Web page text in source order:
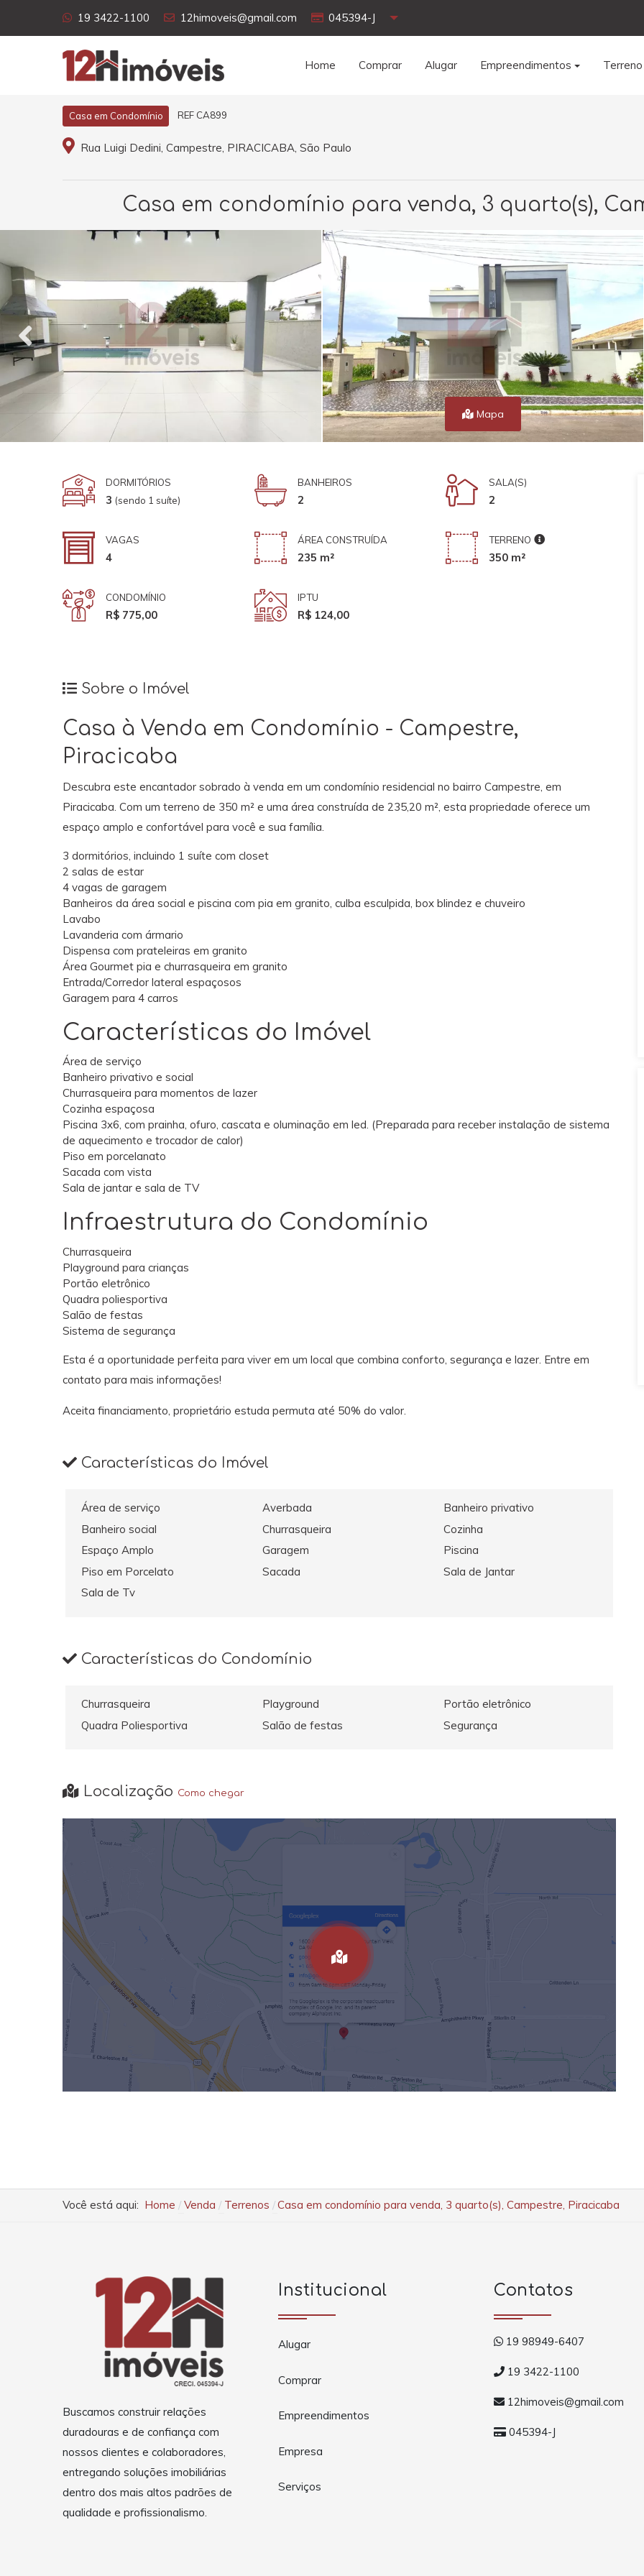
19 3422-1100 12himoveis@gmail.com 045394-J
Home Comprar Alugar Empreendimentos
Casa em Condomínio REF CA899
Rua Luigi Dedini, Campestre, PIRACICABA, São Paulo
Casa em condomínio para venda, 3 quarto(s),
Mapa
DORMITÓRIOS
3 (sendo 1 suíte)
BANHEIROS
2
SALA(S)
2
VAGAS
4
ÁREA CONSTRUÍDA
235 m²
TERRENO
350 m²
CONDOMÍNIO
R$ 775,00
IPTU
R$ 124,00
Sobre o Imóvel
Casa à Venda em Condomínio - Campestre,
Piracicaba
Descubra este encantador sobrado à venda em um condomínio residencial no bairro Campestre, em
Piracicaba. Com um terreno de 350 m² e uma área construída de 235,20 m², esta propriedade oferece um
espaço amplo e confortável para você e sua família.
3 dormitórios, incluindo 1 suíte com closet
2 salas de estar
4 vagas de garagem
Banheiros da área social e piscina com pia em granito, culba esculpida, box blindez e chuveiro
Lavabo
Lavanderia com ármario
Dispensa com prateleiras em granito
Área Gourmet pia e churrasqueira em granito
Entrada/Corredor lateral espaçosos
Garagem para 4 carros
Características do Imóvel
Área de serviço
Banheiro privativo e social
Churrasqueira para momentos de lazer
Cozinha espaçosa
Piscina 3x6, com prainha, ofuro, cascata e oluminação em led. (Preparada para receber instalação de sistema
de aquecimento e trocador de calor)
Piso em porcelanato
Sacada com vista
Sala de jantar e sala de TV
Infraestrutura do Condomínio
Churrasqueira
Playground para crianças
Portão eletrônico
Quadra poliesportiva
Salão de festas
Sistema de segurança
Esta é a oportunidade perfeita para viver em um local que combina conforto, segurança e lazer. Entre em
contato para mais informações!
Aceita financiamento, proprietário estuda permuta até 50% do valor.
Características do Imóvel
Área de serviço Averbada
Banheiro privativo
Banheiro social
Churrasqueira
Cozinha
Espaço Amplo
Garagem
Piscina
Piso em Porcelato
Sacada
Sala de Jantar
Sala de Tv
Características do Condomínio
Churrasqueira Playground
Portão eletrônico
Quadra Poliesportiva
Salão de festas Segurança
Localização Como chegar
Você está aqui: Home Venda Terrenos Casa em condomínio para venda, 3 quarto(s), Campestre, Piracicaba
Buscamos construir relações
duradouras e de confiança com
nossos clientes e colaboradores,
entregando soluções imobiliárias
dentro dos mais altos padrões de
qualidade e profissionalismo.
Institucional
Alugar
Comprar
Empreendimentos
Empresa
Serviços
Contatos
19 98949-6407
19 3422-1100
12himoveis@gmail.com
045394-J